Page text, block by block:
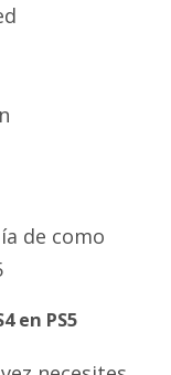
de como
en PS5